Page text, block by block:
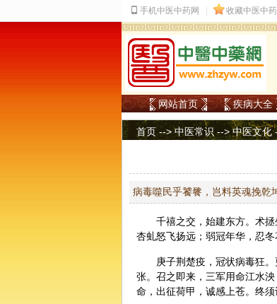
网站首页 疾病大全
首页 -->中医常识 -->中医文化
病毒噬民乎饕餮，岂料英魂挽乾
千禧之交，始建东方。术
杏虬怒飞扬远；弱冠年华，忍冬
庚子荆楚疫，冠状病毒狂
张。召之即来，三军用命江水
命，出征荷甲，诚感上苍。终须